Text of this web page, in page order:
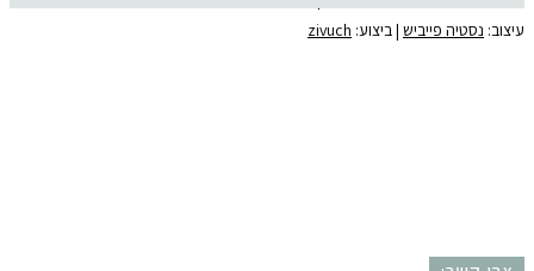
עיצוב: נסטיה פייביש | ביצוע: zivuch